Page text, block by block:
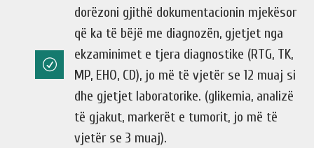
dorëzoni gjithë dokumentacionin mjekësor
që ka të bëjë me diagnozën, gjetjet nga
ekzaminimet e tjera diagnostike (RTG, TK,
MP, EHO, CD), jo më të vjetër se 12 muaj si
dhe gjetjet laboratorike. (glikemia, analizë
të gjakut, markerët e tumorit, jo më të
vjetër se 3 muaj).